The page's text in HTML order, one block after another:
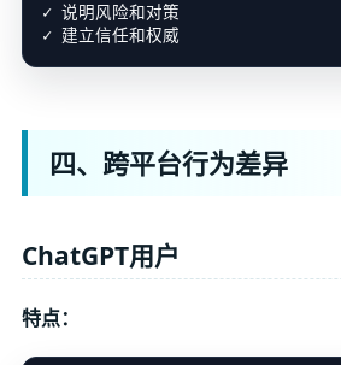
✓ 说明风险和对策
四、跨平台行为差异
ChatGPT用户
特点：